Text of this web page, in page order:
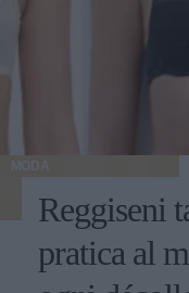
MODA
Reggiseni
pratica al